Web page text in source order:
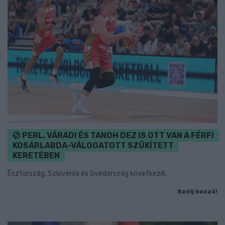
PERL, VÁRADI ÉS TANOH DEZ IS OTT VAN A FÉRFI
KOSÁRLABDA-VÁLOGATOTT SZŰKÍTETT
KERETÉBEN
Észtország, Szlovénia és Svédország következik.
Szólj hozzá!